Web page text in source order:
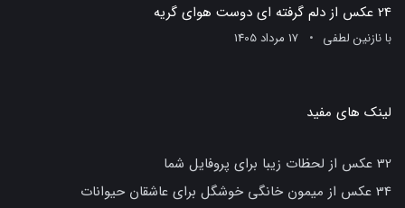
24 عکس از دلم گرفته ای دوست هوای گریه
بانازنین لطفی 17 مرداد 1405
لینک های مفید
32 عکس از لحظات زیبا برای پروفایل شما
34 عکس از میمون خانگی خوشگل برای عاشقان حیوانات